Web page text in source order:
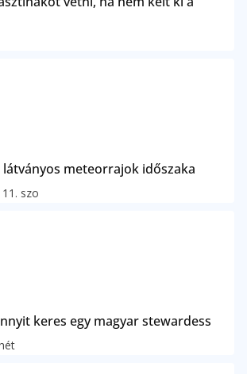
látványos meteorrajok időszaka
szo
keres egy magyar stewardess